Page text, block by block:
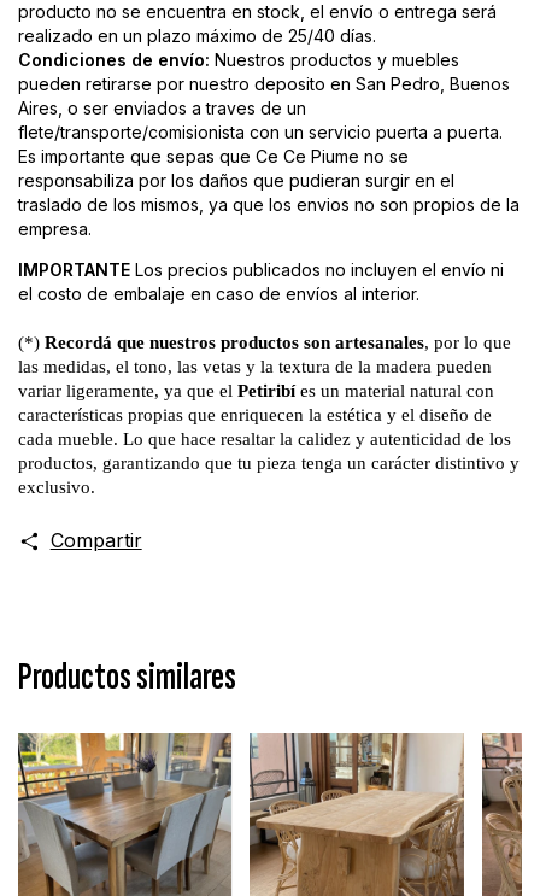
producto no se encuentra en stock, el envío o entrega será
realizado en un plazo máximo de 25/40 días.
Condiciones de envío: Nuestros productos y muebles
pueden retirarse por nuestro deposito en San Pedro, Buenos
Aires, o ser enviados a traves de un
flete/transporte/comisionista con un servicio puerta a puerta.
Es importante que sepas que Ce Ce Piume no se
responsabiliza por los daños que pudieran surgir en el
traslado de los mismos, ya que los envios no son propios de la
empresa.
IMPORTANTE Los precios publicados no incluyen el envío ni
el costo de embalaje en caso de envíos al interior.
(*) Recordá que nuestros productos son artesanales, por lo que
las medidas, el tono, las vetas y la textura de la madera pueden
variar ligeramente, ya que el Petiribíes un material natural con
características propias que enriquecen la estética y el diseño de
cada mueble. Lo que hace resaltar la calidez y autenticidad de los
productos, garantizando que tu pieza tenga un carácter distintivo y
exclusivo.
Compartir
Productos similares